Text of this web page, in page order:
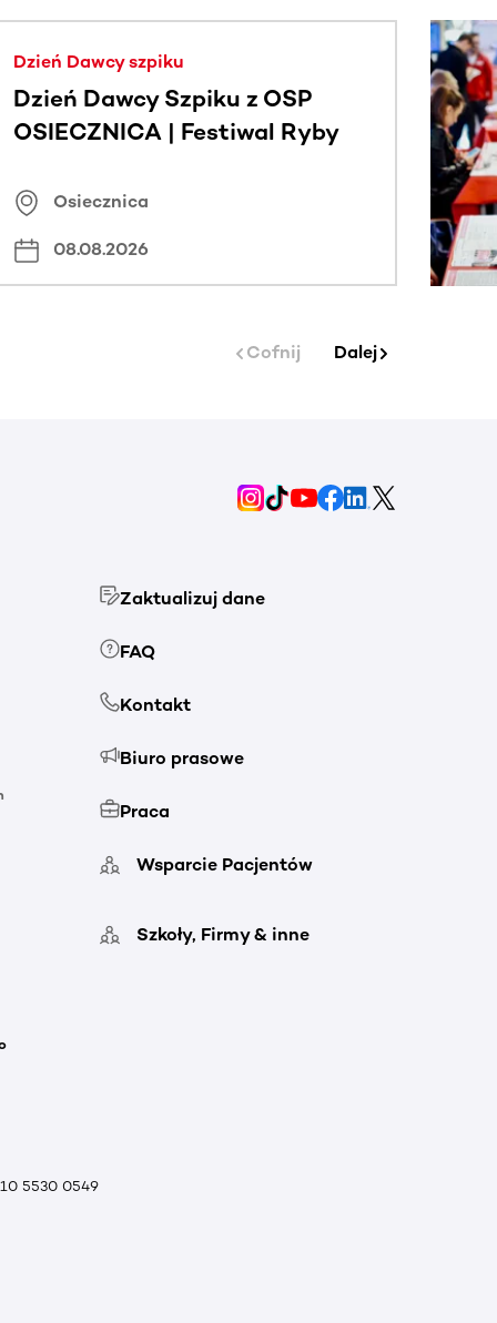
Dzień Dawcy szpiku
Dzień Dawcy Szpiku z OSP
OSIECZNICA | Festiwal Ryby
Osiecznica
08.08.2026
Cofnij Dalej
Zaktualizuj dane
FAQ
Kontakt
Biuro prasowe
Praca
Wsparcie Pacjentów
Szkoły, Firmy & inne
5530 0549